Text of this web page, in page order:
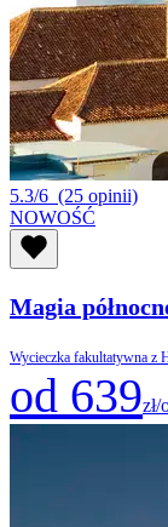
5.3/6 (25 opinii)
NOWOŚĆ
Magia
Wycieczka fakultatywna z
od 639zł/